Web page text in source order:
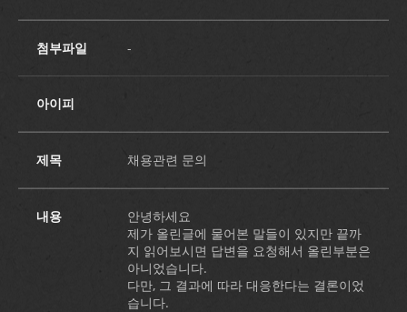
첨부파일 -
아이피
제목 채용관련 문의
내용
안녕하세요
제가 올린글에 물어본 말들이 있지만 끝까
지 읽어보시면 답변을 요청해서 올린부분은
아니었습니다.
다만, 그 결과에 따라 대응한다는 결론이었
습니다.